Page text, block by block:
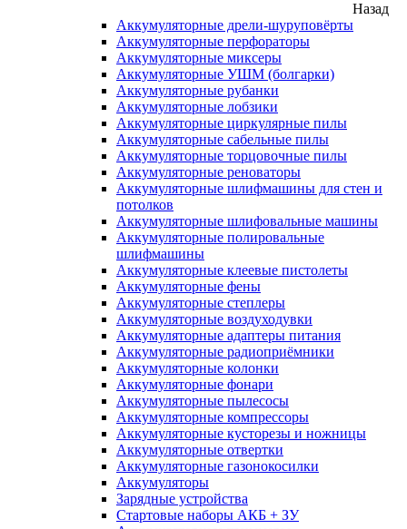
Назад
Аккумуляторные дрели-шуруповёрты
Аккумуляторные перфораторы
Аккумуляторные миксеры
Аккумуляторные УШМ (болгарки)
Аккумуляторные рубанки
Аккумуляторные лобзики
Аккумуляторные циркулярные пилы
Аккумуляторные сабельные пилы
Аккумуляторные торцовочные пилы
Аккумуляторные реноваторы
Аккумуляторные шлифмашины для стен и
потолков
Аккумуляторные шлифовальные машины
Аккумуляторные полировальные
шлифмашины
Аккумуляторные клеевые пистолеты
Аккумуляторные фены
Аккумуляторные степлеры
Аккумуляторные воздуходувки
Аккумуляторные адаптеры питания
Аккумуляторные радиоприёмники
Аккумуляторные колонки
Аккумуляторные фонари
Аккумуляторные пылесосы
Аккумуляторные компрессоры
Аккумуляторные кусторезы и ножницы
Аккумуляторные отвертки
Аккумуляторные газонокосилки
Аккумуляторы
Зарядные устройства
Стартовые наборы АКБ + ЗУ